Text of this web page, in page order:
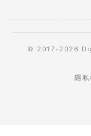
© 2017-2026
隱